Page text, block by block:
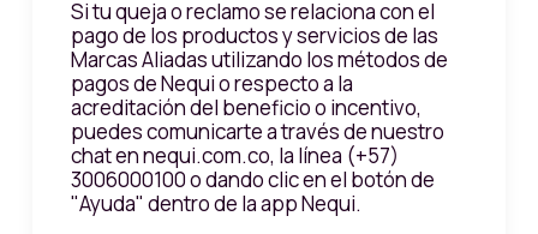
Si tu queja o reclamo se relaciona con el
pago de los productos y servicios de las
Marcas Aliadas utilizando los métodos de
pagos de Nequi o respecto a la
acreditación del beneficio o incentivo,
puedes comunicarte a través de nuestro
chat en nequi.com.co, la línea (+57)
3006000100 o dando clic en el botón de
"Ayuda" dentro de la app Nequi.